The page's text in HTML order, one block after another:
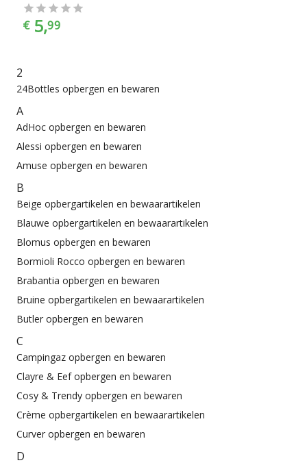
€ 5,99
2
24Bottles opbergen en bewaren
A
AdHoc opbergen en bewaren
Alessi opbergen en bewaren
Amuse opbergen en bewaren
B
Beige opbergartikelen en bewaarartikelen
Blauwe opbergartikelen en bewaarartikelen
Blomus opbergen en bewaren
Bormioli Rocco opbergen en bewaren
Brabantia opbergen en bewaren
Bruine opbergartikelen en bewaarartikelen
Butler opbergen en bewaren
C
Campingaz opbergen en bewaren
Clayre & Eef opbergen en bewaren
Cosy & Trendy opbergen en bewaren
Crème opbergartikelen en bewaarartikelen
Curver opbergen en bewaren
D